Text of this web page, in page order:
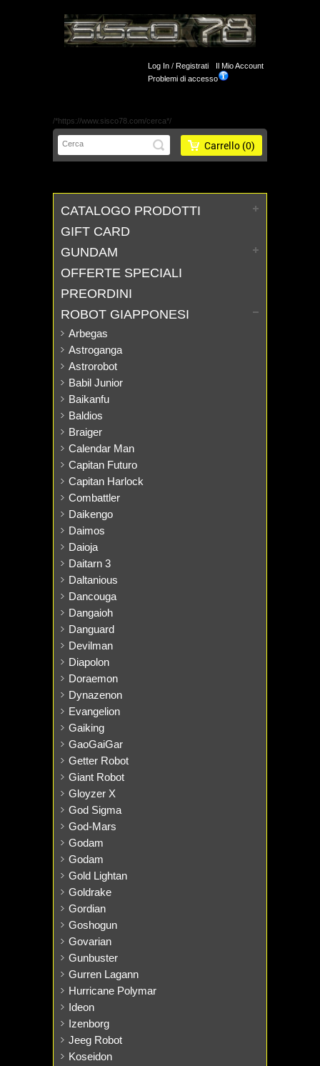
/*https://www.sisco78.com/cerca*/
Log In / Registrati
Il Mio Account
Problemi di accesso
Carrello (0)
CATALOGO PRODOTTI
GIFT CARD
GUNDAM
OFFERTE SPECIALI
PREORDINI
ROBOT GIAPPONESI
Arbegas
Astroganga
Astrorobot
Babil Junior
Baikanfu
Baldios
Braiger
Calendar Man
Capitan Futuro
Capitan Harlock
Combattler
Daikengo
Daimos
Daioja
Daitarn 3
Daltanious
Dancouga
Dangaioh
Danguard
Devilman
Diapolon
Doraemon
Dynazenon
Evangelion
Gaiking
GaoGaiGar
Getter Robot
Giant Robot
Gloyzer X
God Sigma
God-Mars
Godam
Godam
Gold Lightan
Goldrake
Gordian
Goshogun
Govarian
Gunbuster
Gurren Lagann
Hurricane Polymar
Ideon
Izenborg
Jeeg Robot
Koseidon